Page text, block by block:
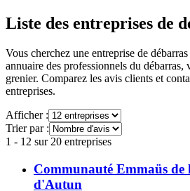
Liste des entreprises de
Vous cherchez une entreprise de débarras
annuaire des professionnels du débarras,
grenier. Comparez les avis clients et
entreprises.
Afficher :
Trier par :
1 - 12 sur 20 entreprises
Communauté Emmaüs
d'Autun